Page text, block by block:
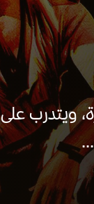
ويتدرب على